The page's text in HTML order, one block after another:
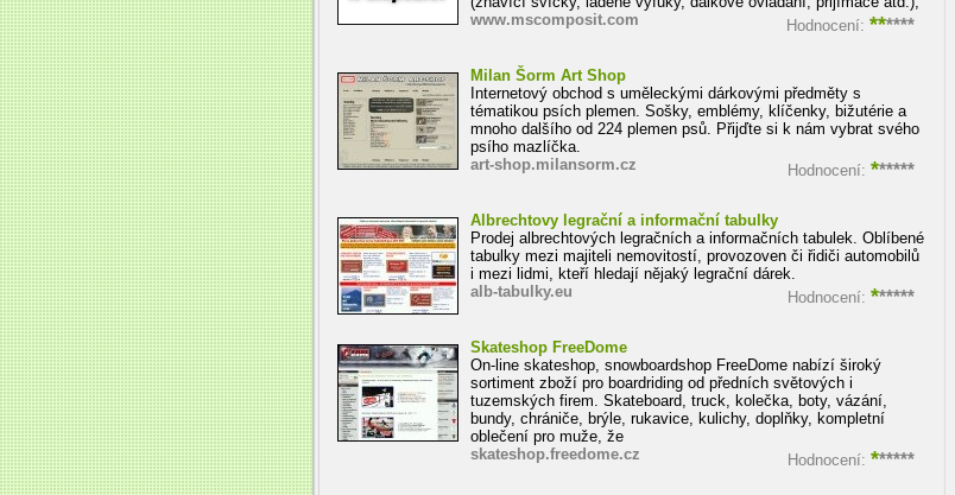
Hodnocení: ******
www.mscomposit.com
Milan Šorm Art Shop
Internetový obchod s uměleckými dárkovými předměty s
tématikou psích plemen. Sošky, emblémy, klíčenky, bižutérie a
mnoho dalšího od 224 plemen psů. Přijďte si k nám vybrat svého
psího mazlíčka.
Hodnocení: ******
art-shop.milansorm.cz
Albrechtovy legrační a informační tabulky
Prodej albrechtových legračních a informačních tabulek. Oblíbené
tabulky mezi majiteli nemovitostí, provozoven či řidiči automobilů
i mezi lidmi, kteří hledají nějaký legrační dárek.
Hodnocení: ******
alb-tabulky.eu
Skateshop FreeDome
On-line skateshop, snowboardshop FreeDome nabízí široký
sortiment zboží pro boardriding od předních světových i
tuzemských firem. Skateboard, truck, kolečka, boty, vázání,
bundy, chrániče, brýle, rukavice, kulichy, doplňky, kompletní
oblečení pro muže, že
Hodnocení: ******
skateshop.freedome.cz